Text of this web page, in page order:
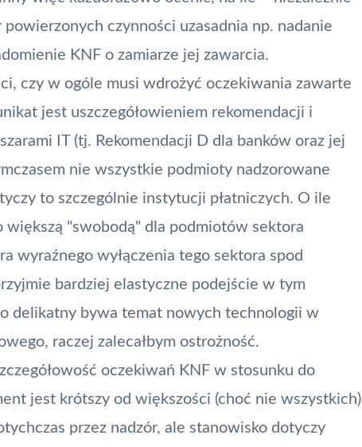
czynności uzasadnia np. nadanie
KNF o zamiarze jej zawarcia.
czy w ogóle musi wdrożyć oczekiwania zawarte
jest uszczegółowieniem rekomendacji i
IT (tj. Rekomendacji D dla banków oraz jej
nie wszystkie podmioty nadzorowane
to szczególnie instytucji płatniczych. O ile
"swobodą" dla podmiotów sektora
wyraźnego wyłączenia tego sektora spod
bardziej elastyczne podejście w tym
delikatny bywa temat nowych technologii w
raczej zalecałbym ostrożność.
oczekiwań KNF w stosunku do
jest krótszy od większości (choć nie wszystkich)
przez nadzór, ale stanowisko dotyczy